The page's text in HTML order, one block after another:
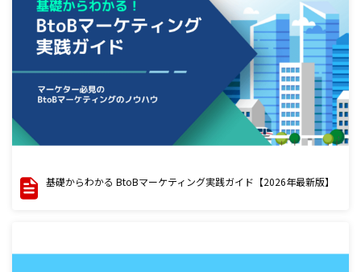
基礎からわかる BtoBマーケティング実践ガイド【2026年最新版】